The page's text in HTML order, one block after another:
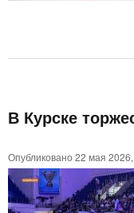
В Курске
Опубликовано 22 мая